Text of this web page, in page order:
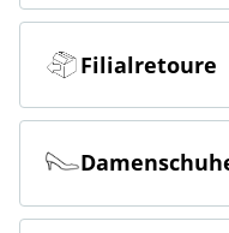
Online bestellen &
Filialretoure
Online bestellen &